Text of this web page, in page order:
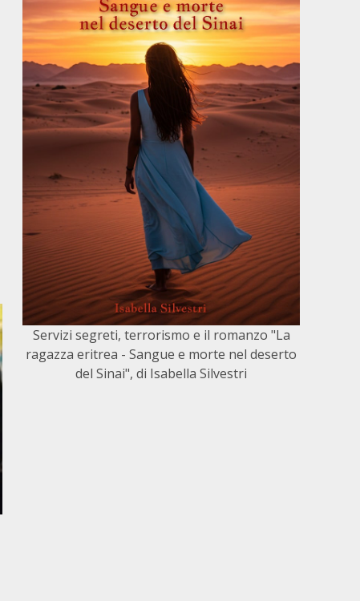
Servizi segreti, terrorismo e il romanzo "La
ragazza eritrea - Sangue e morte nel deserto
del Sinai", di Isabella Silvestri